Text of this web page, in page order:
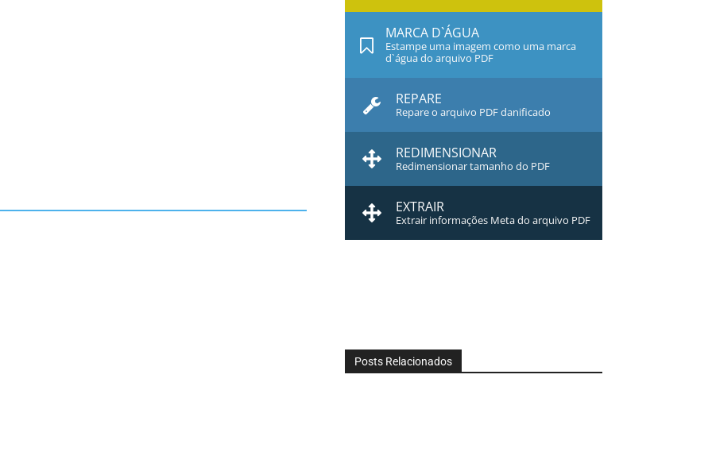
MARCA D`ÁGUA
Estampe uma imagem como uma marca
d`água do arquivo PDF
REPARE
Repare o arquivo PDF danificado
REDIMENSIONAR
Redimensionar tamanho do PDF
EXTRAIR
Extrair informações Meta do arquivo PDF
Posts Relacionados